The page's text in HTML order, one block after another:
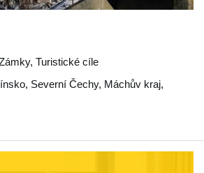
Turistické cíle
, Severní Čechy, Máchův kraj,